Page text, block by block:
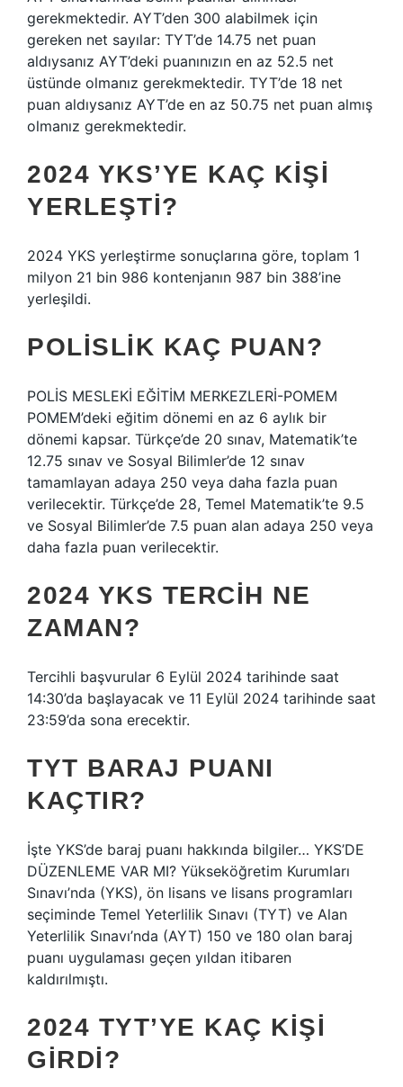
gerekmektedir. AYT’den 300 alabilmek için
gereken net sayılar: TYT’de 14.75 net puan
aldıysanız AYT’deki puanınızın en az 52.5 net
üstünde olmanız gerekmektedir. TYT’de 18 net
puan aldıysanız AYT’de en az 50.75 net puan almış
olmanız gerekmektedir.
2024 YKS’YE KAÇ KIŞI
YERLEŞTI?
2024 YKS yerleştirme sonuçlarına göre, toplam 1
milyon 21 bin 986 kontenjanın 987 bin 388’ine
yerleşildi.
POLISLIK KAÇ PUAN?
POLİS MESLEKİ EĞİTİM MERKEZLERİ-POMEM
POMEM’deki eğitim dönemi en az 6 aylık bir
dönemi kapsar. Türkçe’de 20 sınav, Matematik’te
12.75 sınav ve Sosyal Bilimler’de 12 sınav
tamamlayan adaya 250 veya daha fazla puan
verilecektir. Türkçe’de 28, Temel Matematik’te 9.5
ve Sosyal Bilimler’de 7.5 puan alan adaya 250 veya
daha fazla puan verilecektir.
2024 YKS TERCIH NE
ZAMAN?
Tercihli başvurular 6 Eylül 2024 tarihinde saat
14:30’da başlayacak ve 11 Eylül 2024 tarihinde saat
23:59’da sona erecektir.
TYT BARAJ PUANI
KAÇTIR?
İşte YKS’de baraj puanı hakkında bilgiler… YKS’DE
DÜZENLEME VAR MI? Yükseköğretim Kurumları
Sınavı’nda (YKS), ön lisans ve lisans programları
seçiminde Temel Yeterlilik Sınavı (TYT) ve Alan
Yeterlilik Sınavı’nda (AYT) 150 ve 180 olan baraj
puanı uygulaması geçen yıldan itibaren
kaldırılmıştı.
2024 TYT’YE KAÇ KIŞI
GIRDI?